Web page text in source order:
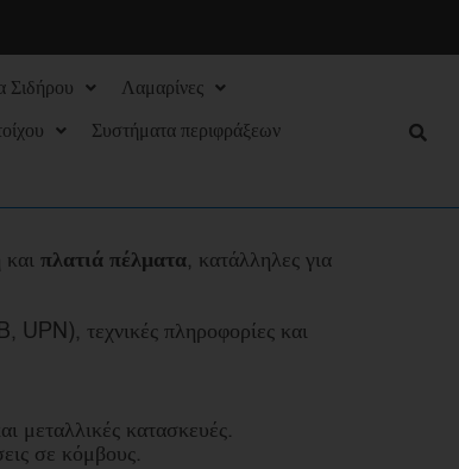
Σιδήρου
Λαμαρίνες
Συστήματα περιφράξεων
πλατιά πέλματα, κατάλληλες για
τεχνικές πληροφορίες και
μεταλλικές κατασκευές.
σε κόμβους.